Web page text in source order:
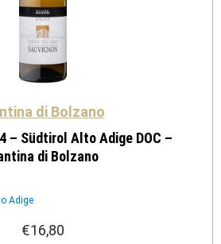
di Bolzano
– Südtirol Alto Adige DOC –
di Bolzano
Adige
€16,80